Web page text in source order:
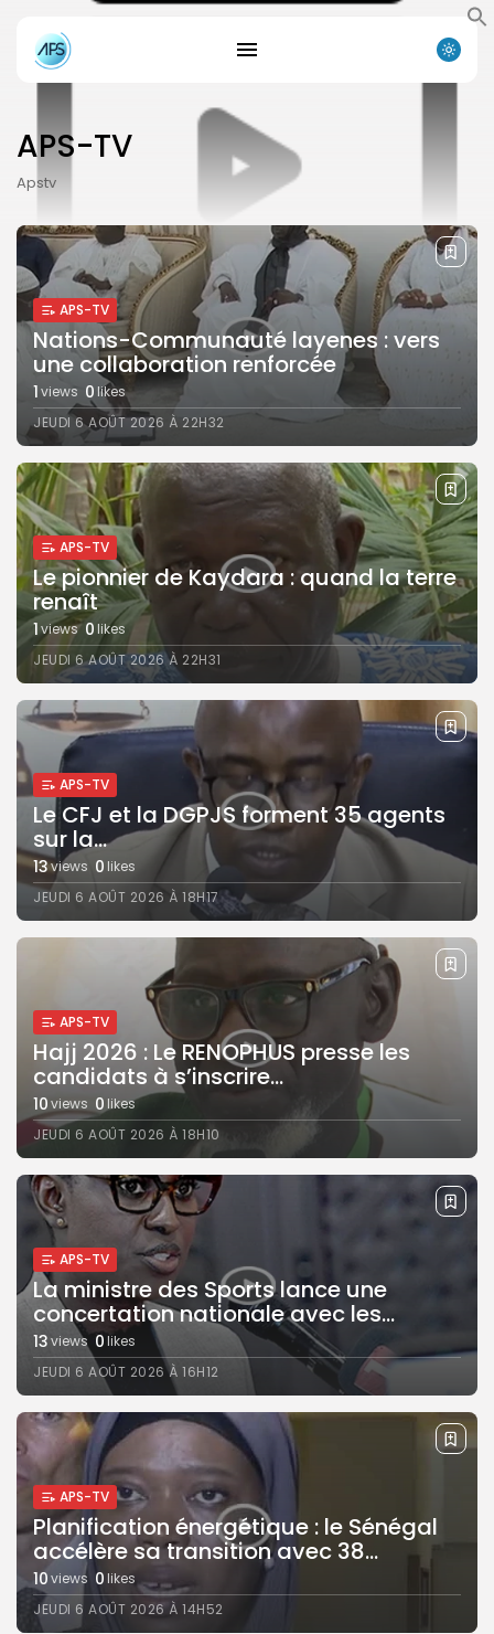
Search
for:
Button
FR
APS-TV
Apstv
APS-TV
Nations-Communauté layenes : vers
une collaboration renforcée
1views 0 likes
JEUDI 6 AOÛT 2026 À 22H32
APS-TV
Le pionnier de Kaydara : quand la terre
renaît
1views 0 likes
JEUDI 6 AOÛT 2026 À 22H31
APS-TV
Le CFJ et la DGPJS forment 35 agents
sur la...
13views 0 likes
JEUDI 6 AOÛT 2026 À 18H17
APS-TV
Hajj 2026 : Le RENOPHUS presse les
candidats à s’inscrire...
10views 0 likes
JEUDI 6 AOÛT 2026 À 18H10
APS-TV
La ministre des Sports lance une
concertation nationale avec les...
13views 0likes
JEUDI 6 AOÛT 2026 À 16H12
APS-TV
Planification énergétique : le Sénégal
accélère sa transition avec 38...
10views 0likes
JEUDI 6 AOÛT 2026 À 14H52